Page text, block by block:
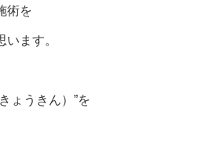
術を
ます。
ょうきん）”を